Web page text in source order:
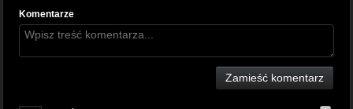
Komentarze
Zamieść komentarz